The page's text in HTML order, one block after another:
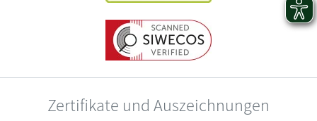
Zertifikate und Auszeichnungen